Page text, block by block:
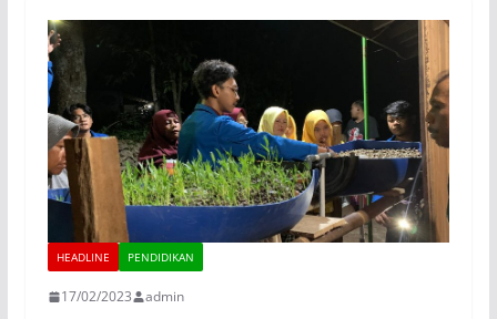
HEADLINE PENDIDIKAN
17/02/2023 admin